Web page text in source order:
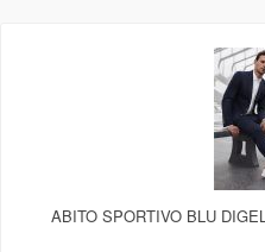
ABITO SPORTIVO BLU